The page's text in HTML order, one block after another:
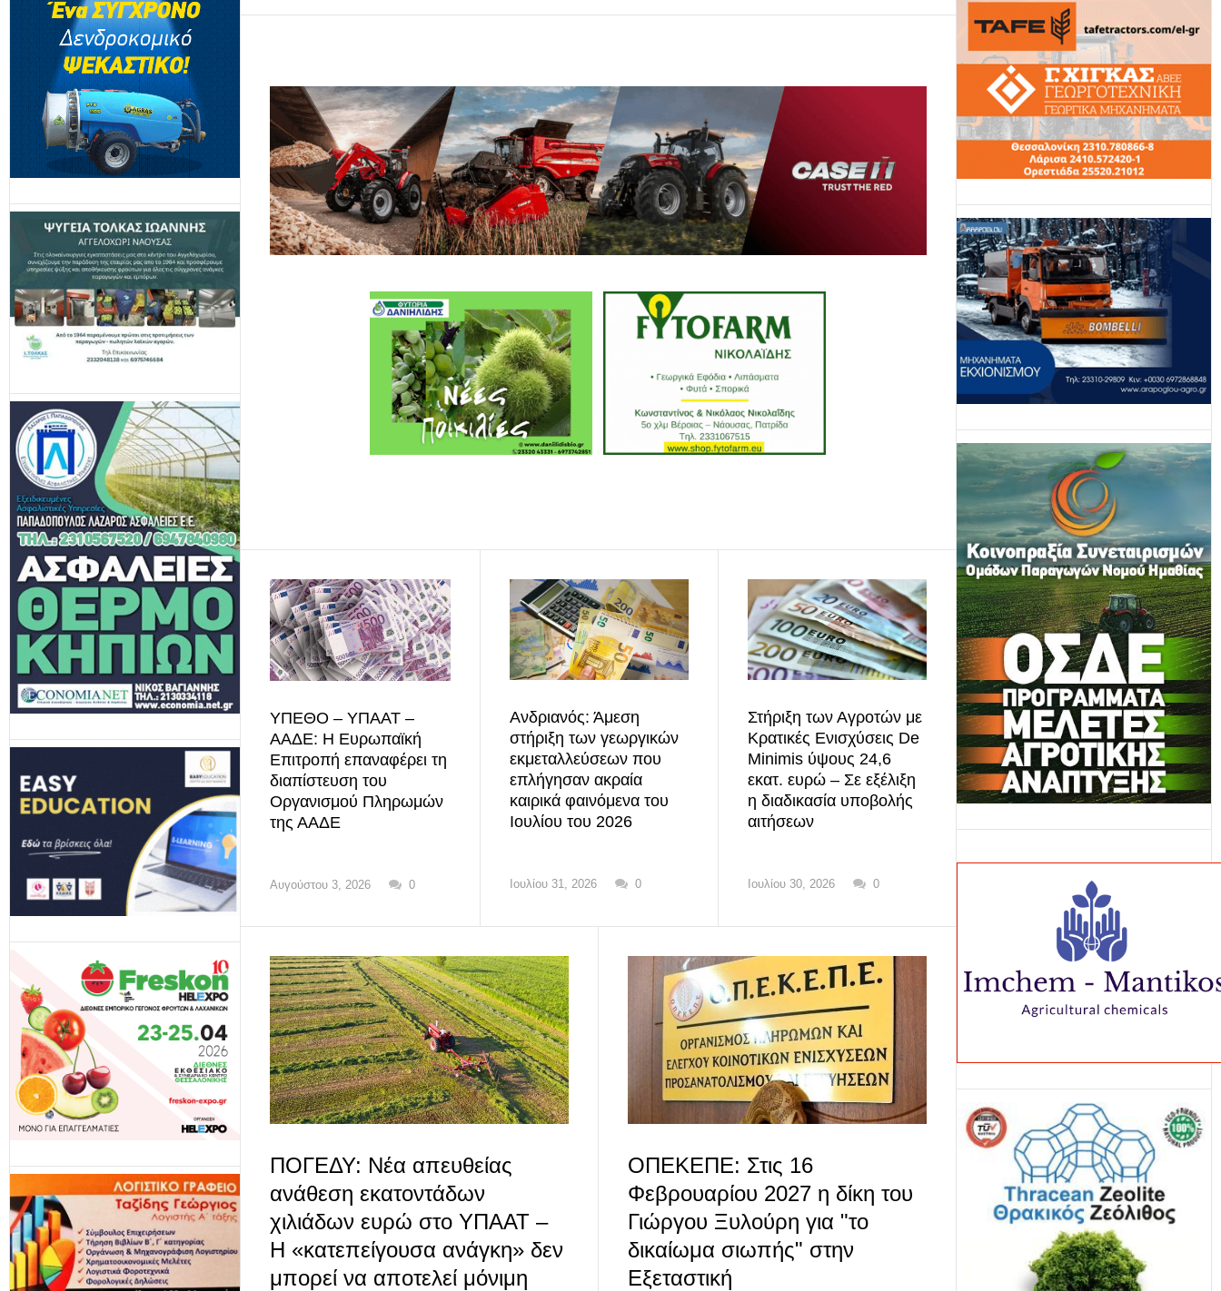
ΥΠΕΘΟ – ΥΠΑΑΤ –
ΑΑΔΕ: H Ευρωπαϊκή
Επιτροπή επαναφέρει τη
διαπίστευση του
Οργανισμού Πληρωμών
της ΑΑΔΕ
Αυγούστου 3, 2026 0
Ανδριανός: Άμεση
στήριξη των γεωργικών
εκμεταλλεύσεων που
επλήγησαν ακραία
καιρικά φαινόμενα του
Ιουλίου του 2026
Ιουλίου 31, 2026 0
Στήριξη των Αγροτών με
Κρατικές Ενισχύσεις De
Minimis ύψους 24,6
εκατ. ευρώ – Σε εξέλιξη
η διαδικασία υποβολής
αιτήσεων
Ιουλίου 30, 2026 0
ΠΟΓΕΔΥ: Νέα απευθείας
ανάθεση εκατοντάδων
χιλιάδων ευρώ στο ΥΠΑΑΤ –
Η «κατεπείγουσα ανάγκη» δεν
μπορεί να αποτελεί μόνιμη
ΟΠΕΚΕΠΕ: Στις 16
Φεβρουαρίου 2027 η δίκη του
Γιώργου Ξυλούρη για "το
δικαίωμα σιωπής" στην
Εξεταστική